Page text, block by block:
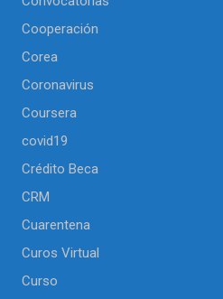
Cooperación
Corea
Coronavirus
Coursera
covid19
Crédito Beca
CRM
Cuarentena
Curos Virtual
Curso